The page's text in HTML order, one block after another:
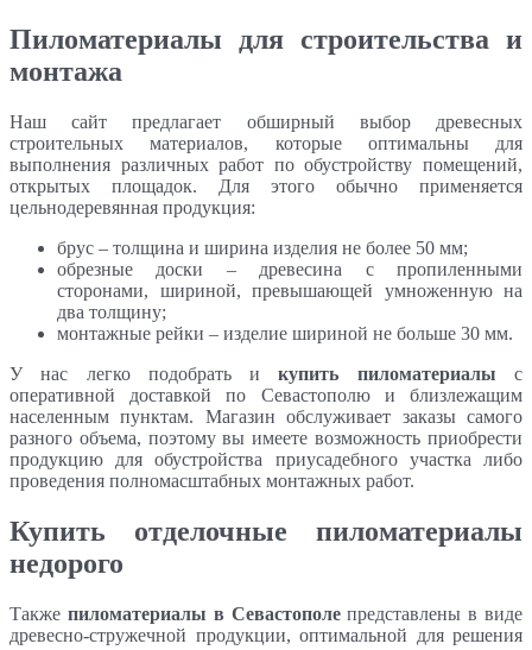
Пиломатериалы для строительства и
монтажа
Наш сайт предлагает обширный выбор древесных
строительных материалов, которые оптимальны для
выполнения различных работ по обустройству помещений,
открытых площадок. Для этого обычно применяется
цельнодеревянная продукция:
брус – толщина и ширина изделия не более 50 мм;
обрезные доски – древесина с пропиленными
сторонами, шириной, превышающей умноженную на
два толщину;
монтажные рейки – изделие шириной не больше 30 мм.
У нас легко подобрать икупить пиломатериалыс
оперативной доставкой по Севастополю и близлежащим
населенным пунктам. Магазин обслуживает заказы самого
разного объема, поэтому вы имеете возможность приобрести
продукцию для обустройства приусадебного участка либо
проведения полномасштабных монтажных работ.
Купить отделочные пиломатериалы
недорого
Также пиломатериалы в Севастополепредставлены в виде
древесно-стружечной продукции, оптимальной для решения